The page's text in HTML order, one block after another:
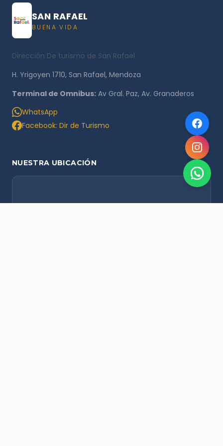
SAN RAFAEL
BUENA VIDA
Dirección De turismo de San Rafael
H. Yrigoyen 1710, San Rafael, Mendoza
Terminal de Omnibus: Av Gral. Paz, Av. Granaderos
WhatsApp
Facebook: Dir de Turismo
NUESTRA UBICACIÓN